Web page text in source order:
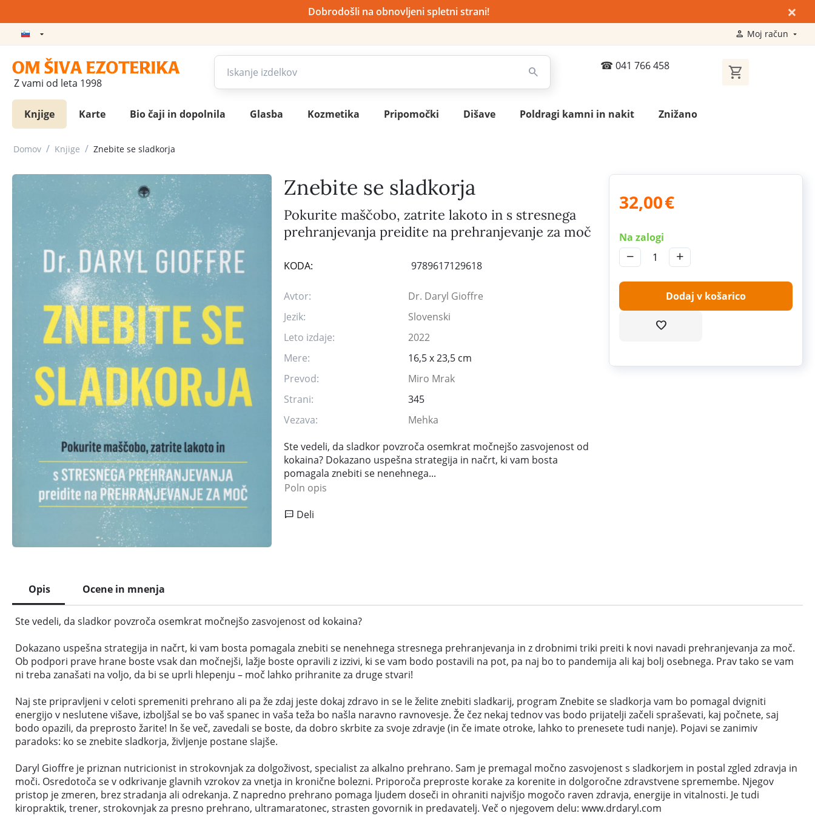
Dobrodošli na obnovljeni spletni strani! ×
Moj račun
Z vami od leta 1998
041 766 458
Knjige Karte Bio čaji in dopolnila Glasba Kozmetika Pripomočki Dišave Poldragi kamni in nakit Znižano
Domov / Knjige / Znebite se sladkorja
Znebite se sladkorja
Pokurite maščobo, zatrite lakoto in s stresnega
prehranjevanja preidite na prehranjevanje za moč
KODA: 9789617129618
Avtor:
Dr. Daryl Gioffre
Jezik:
Slovenski
Leto izdaje:
2022
Mere:
16,5 x 23,5 cm
Prevod:
Miro Mrak
Strani:
345
Vezava:
Mehka
Ste vedeli, da sladkor povzroča osemkrat močnejšo zasvojenost od
kokaina? Dokazano uspešna strategija in načrt, ki vam bosta
pomagala znebiti se nenehnega...
Poln opis
32,00€
Na zalogi
+
−
Dodaj v košarico
Deli
Opis Ocene in mnenja
Ste vedeli, da sladkor povzroča osemkrat močnejšo zasvojenost od kokaina?
Dokazano uspešna strategija in načrt, ki vam bosta pomagala znebiti se nenehnega stresnega prehranjevanja in z drobnimi triki preiti k novi navadi prehranjevanja za moč.
Ob podpori prave hrane boste vsak dan močnejši, lažje boste opravili z izzivi, ki se vam bodo postavili na pot, pa naj bo to pandemija ali kaj bolj osebnega. Prav tako se vam
ni treba zanašati na voljo, da bi se uprli hlepenju – moč lahko prihranite za druge stvari!
Naj ste pripravljeni v celoti spremeniti prehrano ali pa že zdaj jeste dokaj zdravo in se le želite znebiti sladkarij, program Znebite se sladkorja vam bo pomagal dvigniti
energijo v neslutene višave, izboljšal se bo vaš spanec in vaša teža bo našla naravno ravnovesje. Že čez nekaj tednov vas bodo prijatelji začeli spraševati, kaj počnete, saj
bodo opazili, da preprosto žarite! In še več, zavedali se boste, da dobro skrbite za svoje zdravje (in če imate otroke, lahko to prenesete tudi nanje). Pojavi se zanimiv
paradoks: ko se znebite sladkorja, življenje postane slajše.
Daryl Gioffre je priznan nutricionist in strokovnjak za dolgoživost, specialist za alkalno prehrano. Sam je premagal močno zasvojenost s sladkorjem in postal zgled zdravja in
moči. Osredotoča se v odkrivanje glavnih vzrokov za vnetja in kronične bolezni. Priporoča preproste korake za korenite in dolgoročne zdravstvene spremembe. Njegov
pristop je zmeren, brez stradanja ali odrekanja. Z napredno prehrano pomaga ljudem doseči in ohraniti najvišjo mogočo raven zdravja, energije in vitalnosti. Je tudi
kiropraktik, trener, strokovnjak za presno prehrano, ultramaratonec, strasten govornik in predavatelj. Več o njegovem delu: www.drdaryl.com